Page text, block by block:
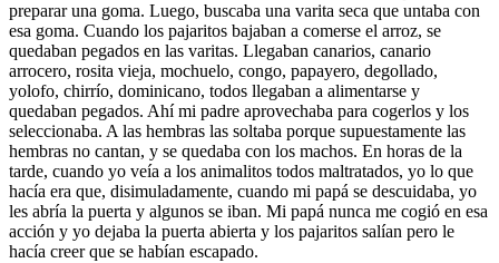
preparar una goma. Luego, buscaba una varita seca que untaba con
esa goma. Cuando los pajaritos bajaban a comerse el arroz, se
quedaban pegados en las varitas. Llegaban canarios, canario
arrocero, rosita vieja, mochuelo, congo, papayero, degollado,
yolofo, chirrío, dominicano, todos llegaban a alimentarse y
quedaban pegados. Ahí mi padre aprovechaba para cogerlos y los
seleccionaba. A las hembras las soltaba porque supuestamente las
hembras no cantan, y se quedaba con los machos. En horas de la
tarde, cuando yo veía a los animalitos todos maltratados, yo lo que
hacía era que, disimuladamente, cuando mi papá se descuidaba, yo
les abría la puerta y algunos se iban. Mi papá nunca me cogió en esa
acción y yo dejaba la puerta abierta y los pajaritos salían pero le
hacía creer que se habían escapado.